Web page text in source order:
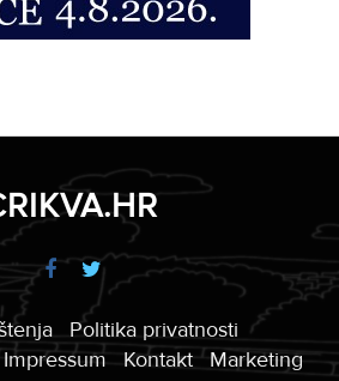
Politika privatnosti
Impressum Kontakt Marketing